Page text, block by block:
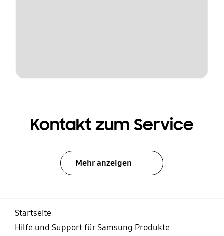
Kontakt zum Service
Mehr anzeigen
Startseite
Hilfe und Support für Samsung Produkte